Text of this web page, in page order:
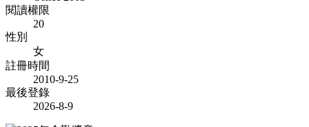
閱讀權限
20
性別
女
註冊時間
2010-9-25
最後登錄
2026-8-9